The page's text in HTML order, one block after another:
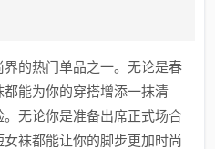
的热门单品之一。无论是春
能为你的穿搭增添一抹清
无论你是准备出席正式场合
袜都能让你的脚步更加时尚